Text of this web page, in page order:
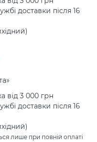
доставки після 16
від 3 000 грн
доставки після 16
лише при повній оплаті